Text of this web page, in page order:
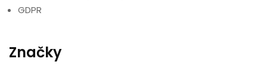
GDPR
Značky